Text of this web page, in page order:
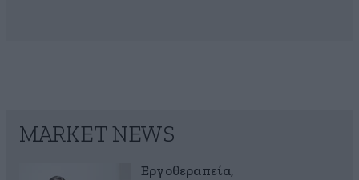
MARKET NEWS
Εργοθεραπεία,